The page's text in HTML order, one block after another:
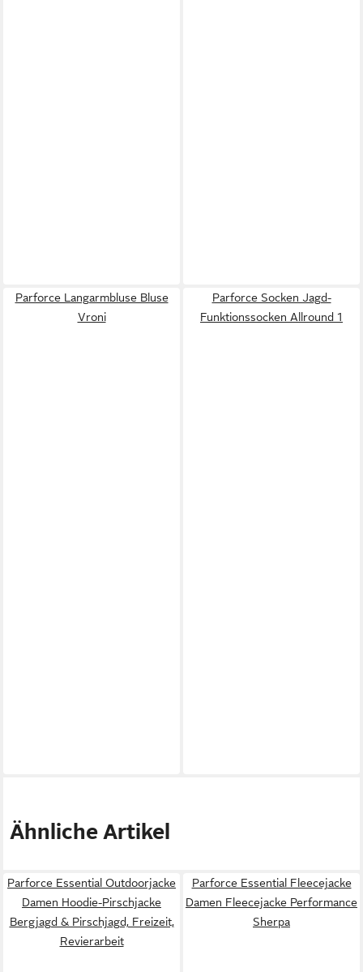
Parforce Langarmbluse Bluse
Vroni
Parforce Socken Jagd-
Funktionssocken Allround 1
Ähnliche Artikel
Parforce Essential Outdoorjacke
Damen Hoodie-Pirschjacke
Bergjagd & Pirschjagd, Freizeit,
Revierarbeit
Parforce Essential Fleecejacke
Damen Fleecejacke Performance
Sherpa